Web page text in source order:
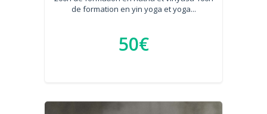
de formation en yin yoga et yoga...
50€